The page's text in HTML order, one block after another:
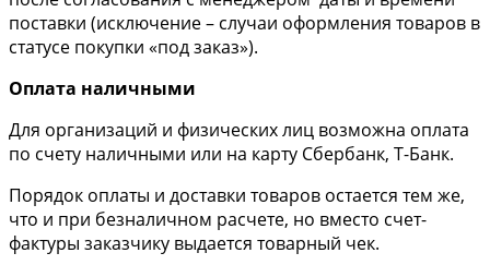
поставки (исключение – случаи оформления товаров в
статусе покупки «под заказ»).
Оплата наличными
Для организаций и физических лиц возможна оплата
по счету наличными или на карту Сбербанк, Т-Банк.
Порядок оплаты и доставки товаров остается тем же,
что и при безналичном расчете, но вместо счет-
фактуры заказчику выдается товарный чек.